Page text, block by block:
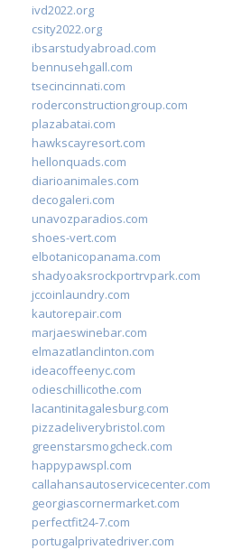
ivd2022.org
csity2022.org
ibsarstudyabroad.com
bennusehgall.com
tsecincinnati.com
roderconstructiongroup.com
plazabatai.com
hawkscayresort.com
hellonquads.com
diarioanimales.com
decogaleri.com
unavozparadios.com
shoes-vert.com
elbotanicopanama.com
shadyoaksrockportrvpark.com
jccoinlaundry.com
kautorepair.com
marjaeswinebar.com
elmazatlanclinton.com
ideacoffeenyc.com
odieschillicothe.com
lacantinitagalesburg.com
pizzadeliverybristol.com
greenstarsmogcheck.com
happypawspl.com
callahansautoservicecenter.com
georgiascornermarket.com
perfectfit24-7.com
portugalprivatedriver.com